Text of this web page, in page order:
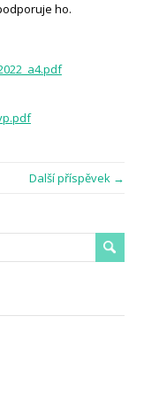
ho.
Další příspěvek →